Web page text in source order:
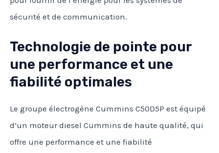
sécurité et de communication.
Technologie de pointe pour
une performance et une
fiabilité optimales
Le groupe électrogène Cummins C50D5P est équipé
d’un moteur diesel Cummins de haute qualité, qui
offre une performance et une fiabilité